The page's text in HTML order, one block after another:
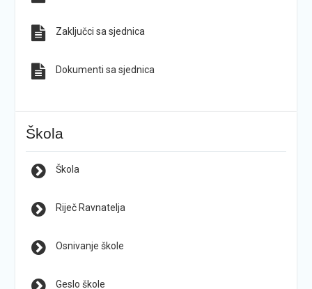
Zaključci sa sjednica
Dokumenti sa sjednica
Škola
Škola
Riječ Ravnatelja
Osnivanje škole
Geslo škole